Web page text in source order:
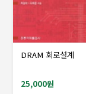
샘플도서신청
DRAM 회로설계
25,000원